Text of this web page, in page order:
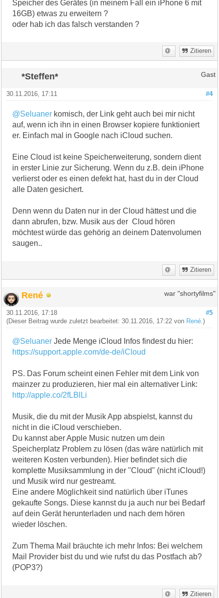
Speicher des Gerätes (in meinem Fall ein iPhone 6 mit
16GB) etwas zu erweitern ?
oder hab ich das falsch verstanden ?
Zitieren
*Steffen* Gast
#4
30.11.2016, 17:11
@Seluaner komisch, der Link geht auch bei mir nicht
auf, wenn ich ihn in einen Browser kopiere funktioniert
er. Einfach mal in Google nach iCloud suchen.
Eine Cloud ist keine Speicherweiterung, sondern dient
in erster Linie zur Sicherung. Wenn du z.B. dein iPhone
verlierst oder es einen defekt hat, hast du in der Cloud
alle Daten gesichert.
Denn wenn du Daten nur in der Cloud hättest und die
dann abrufen, bzw. Musik aus der Cloud hören
möchtest würde das gehörig an deinem Datenvolumen
saugen..
Zitieren
René war "shortyfilms"
#5
30.11.2016, 17:18
(Dieser Beitrag wurde zuletzt bearbeitet: 30.11.2016, 17:22 von René .)
@Seluaner Jede Menge iCloud Infos findest du hier:
https://support.apple.com/de-de/iCloud
PS. Das Forum scheint einen Fehler mit dem Link von
mainzer zu produzieren, hier mal ein alternativer Link:
http://apple.co/2fLBlLi
Musik, die du mit der Musik App abspielst, kannst du
nicht in die iCloud verschieben.
Du kannst aber Apple Music nutzen um dein
Speicherplatz Problem zu lösen (das wäre natürlich mit
weiteren Kosten verbunden). Hier befindet sich die
komplette Musiksammlung in der "Cloud" (nicht iCloud!)
und Musik wird nur gestreamt.
Eine andere Möglichkeit sind natürlich über iTunes
gekaufte Songs. Diese kannst du ja auch nur bei Bedarf
auf dein Gerät herunterladen und nach dem hören
wieder löschen.
Zum Thema Mail bräuchte ich mehr Infos: Bei welchem
Mail Provider bist du und wie rufst du das Postfach ab?
(POP3?)
Zitieren